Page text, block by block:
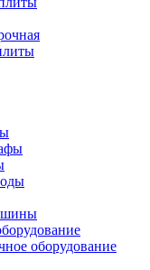
оборудование